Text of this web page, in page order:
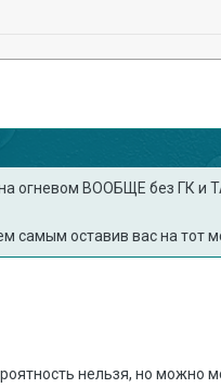
огневом ВООБЩЕ без ГК и
самым оставив вас на тот
нельзя, но можно